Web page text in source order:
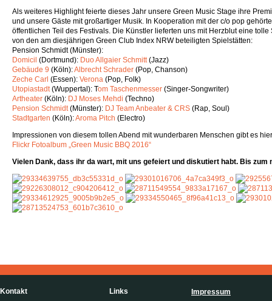
Als weiteres Highlight feierte dieses Jahr unsere Green Music Stage ihre
und unsere Gäste mit großartiger Musik. In Kooperation mit der c/o pop
öffentlichen Teil des Festivals. Die Künstler lieferten uns mit Herzblut eine
von den am diesjährigen Green Club Index NRW beteiligten Spielstätten:
Pension Schmidt (Münster):
Domicil (Dortmund): Duo Allgaier Schmitt(Jazz)
Gebäude 9 (Köln):Albrecht Schrader (Pop, Chanson)
Zeche Carl (Essen): Verona (Pop, Folk)
Utopiastadt(Wuppertal): Tom Taschenmesser (Singer-Songwriter)
Artheater (Köln): DJ Moses Mehdi (Techno)
Pension Schmidt(Münster): DJ Team Anbeater & CRS (Rap, Soul)
Stadtgarten (Köln):Aroma Pitch (Electro)
Impressionen von diesem tollen Abend mit wunderbaren Menschen gibt es
Flickr Fotoalbum „Green Music BBQ 2016“
Vielen Dank, dass ihr da wart, mit uns gefeiert und diskutiert habt. Bis zum
Kontakt
Links
Impressum